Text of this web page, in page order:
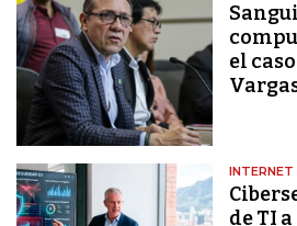
el
INTERNET
de TI